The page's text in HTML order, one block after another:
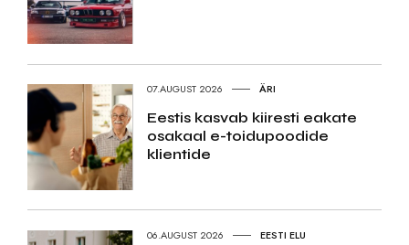
07.AUGUST 2026 ÄRI
Eestis kasvab kiiresti eakate
osakaal e-toidupoodide
klientide
06.AUGUST 2026 EESTI ELU